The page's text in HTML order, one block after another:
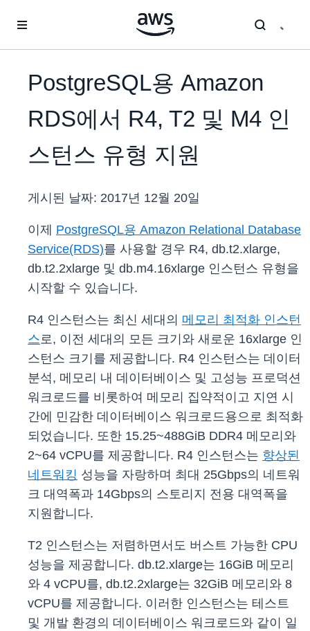
PostgreSQL용 Amazon
RDS에서 R4, T2 및 M4 인
스턴스 유형 지원
게시된 날짜: 2017년 12월 20일
이제 PostgreSQL용 Amazon Relational Database
Service(RDS)를 사용할 경우 R4, db.t2.xlarge,
db.t2.2xlarge 및 db.m4.16xlarge 인스턴스 유형을
시작할 수 있습니다.
R4 인스턴스는 최신 세대의 메모리 최적화 인스턴
스로, 이전 세대의 모든 크기와 새로운 16xlarge 인
스턴스 크기를 제공합니다. R4 인스턴스는 데이터
분석, 메모리 내 데이터베이스 및 고성능 프로덕션
워크로드를 비롯하여 메모리 집약적이고 지연 시
간에 민감한 데이터베이스 워크로드용으로 최적화
되었습니다. 또한 15.25~488GiB DDR4 메모리와
2~64 vCPU를 제공합니다. R4 인스턴스는 향상된
네트워킹 성능을 자랑하며 최대 25Gbps의 네트워
크 대역폭과 14Gbps의 스토리지 전용 대역폭을
지원합니다.
T2 인스턴스는 저렴하면서도 버스트 가능한 CPU
성능을 제공합니다. db.t2.xlarge는 16GiB 메모리
와 4 vCPU를, db.t2.2xlarge는 32GiB 메모리와 8
vCPU를 제공합니다. 이러한 인스턴스는 테스트
및 개발 환경의 데이터베이스 워크로드와 같이 일